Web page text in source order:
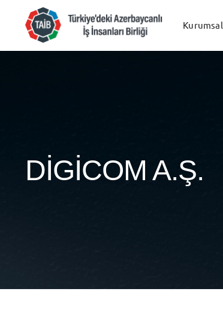
content
Kurumsal
DİGİCOM A.Ş.